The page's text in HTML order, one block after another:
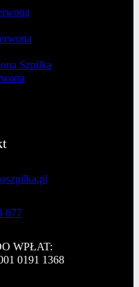
Szpilka
077
WPŁAT:
0191 1368